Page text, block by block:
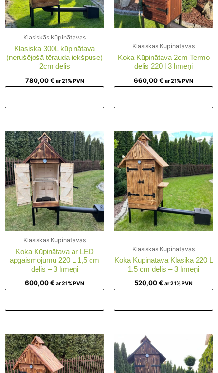
Klasiskās Kūpinātavas
Klasiska 300L kūpinātava
(nerušējošā tērauda iekšpuse)
2cm dēlis
780,00€ ar 21% PVN
Klasiskās Kūpinātavas
Koka Kūpinātava 2cm Termo
dēlis 220 l 3 līmeņi
660,00€ ar 21% PVN
Klasiskās Kūpinātavas
Koka Kūpinātava ar LED
apgaismojumu 220 L 1,5 cm
dēlis – 3 līmeņi
600,00€ ar 21% PVN
Klasiskās Kūpinātavas
Koka Kūpinātava Klasika 220 L
1.5 cm dēlis – 3 līmeņi
520,00€ ar 21% PVN